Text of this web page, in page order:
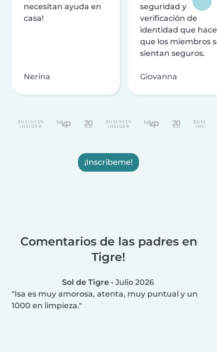
necesitan ayuda en
casa!
Nerina
seguridad y
verificación de
identidad que
que los miembros
sientan seguros.
Giovanna
¡Inscribeme!
Comentarios de las padres en
Tigre!
Sol de Tigre • Julio 2026
Isa es muy amorosa, atenta, muy puntual y un
1000 en limpieza.